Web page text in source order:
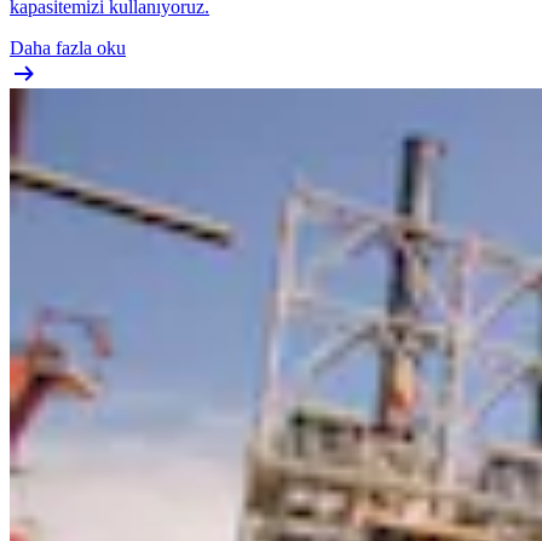
kapasitemizi kullanıyoruz.
Daha fazla oku